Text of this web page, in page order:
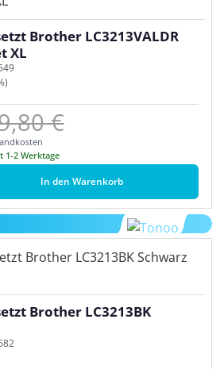
Brother LC3213VALDR
XL
Preis:
€
1-2 Werktage
In den Warenkorb
Brother LC3213BK